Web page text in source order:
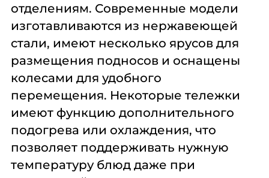
отделениям. Современные модели
изготавливаются из нержавеющей
стали, имеют несколько ярусов для
размещения подносов и оснащены
колесами для удобного
перемещения. Некоторые тележки
имеют функцию дополнительного
подогрева или охлаждения, что
позволяет поддерживать нужную
температуру блюд даже при